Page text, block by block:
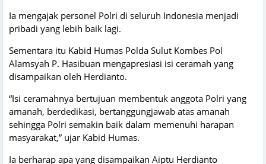
Ia mengajak personel Polri di seluruh Indonesia menjadi
pribadi yang lebih baik lagi.
Sementara itu Kabid Humas Polda Sulut Kombes Pol
Alamsyah P. Hasibuan mengapresiasi isi ceramah yang
disampaikan oleh Herdianto.
“Isi ceramahnya bertujuan membentuk anggota Polri yang
amanah, berdedikasi, bertanggungjawab atas amanah
sehingga Polri semakin baik dalam memenuhi harapan
masyarakat,” ujar Kabid Humas.
Ia berharap apa yang disampaikan Aiptu Herdianto